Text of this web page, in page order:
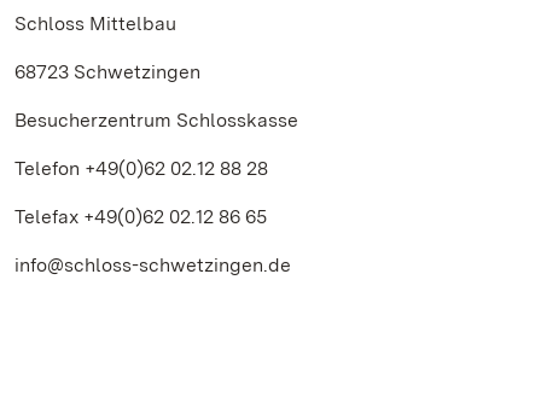
Schloss Mittelbau
68723 Schwetzingen
Besucherzentrum Schlosskasse
Telefon +49(0)62 02.12 88 28
Telefax +49(0)62 02.12 86 65
info@schloss-schwetzingen.de